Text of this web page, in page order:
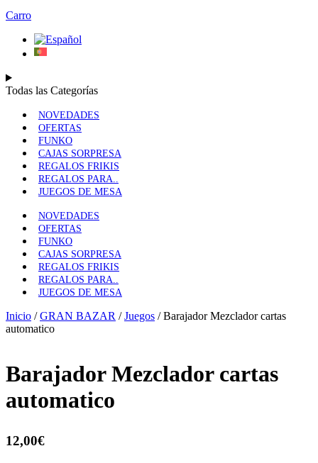
Carro
Todas las Categorías
NOVEDADES
OFERTAS
FUNKO
CAJAS SORPRESA
REGALOS FRIKIS
REGALOS PARA..
JUEGOS DE MESA
NOVEDADES
OFERTAS
FUNKO
CAJAS SORPRESA
REGALOS FRIKIS
REGALOS PARA..
JUEGOS DE MESA
Inicio /GRAN BAZAR /Juegos / Barajador Mezclador cartas
automatico
Barajador Mezclador cartas
automatico
12,00€